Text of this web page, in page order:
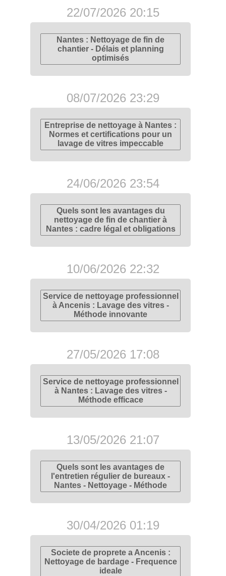
22/07/2026 20:15
Nantes : Nettoyage de fin de
chantier - Délais et planning
optimisés
08/07/2026 23:29
Entreprise de nettoyage à Nantes :
Normes et certifications pour un
lavage de vitres impeccable
24/06/2026 23:54
Quels sont les avantages du
nettoyage de fin de chantier à
Nantes : cadre légal et obligations
10/06/2026 22:32
Service de nettoyage professionnel
à Ancenis : Lavage des vitres -
Méthode innovante
27/05/2026 17:08
Service de nettoyage professionnel
à Nantes : Lavage des vitres -
Méthode efficace
13/05/2026 21:07
Quels sont les avantages de
l'entretien régulier de bureaux -
Nantes - Nettoyage - Méthode
30/04/2026 01:19
Societe de proprete a Ancenis :
Nettoyage de bardage - Frequence
ideale